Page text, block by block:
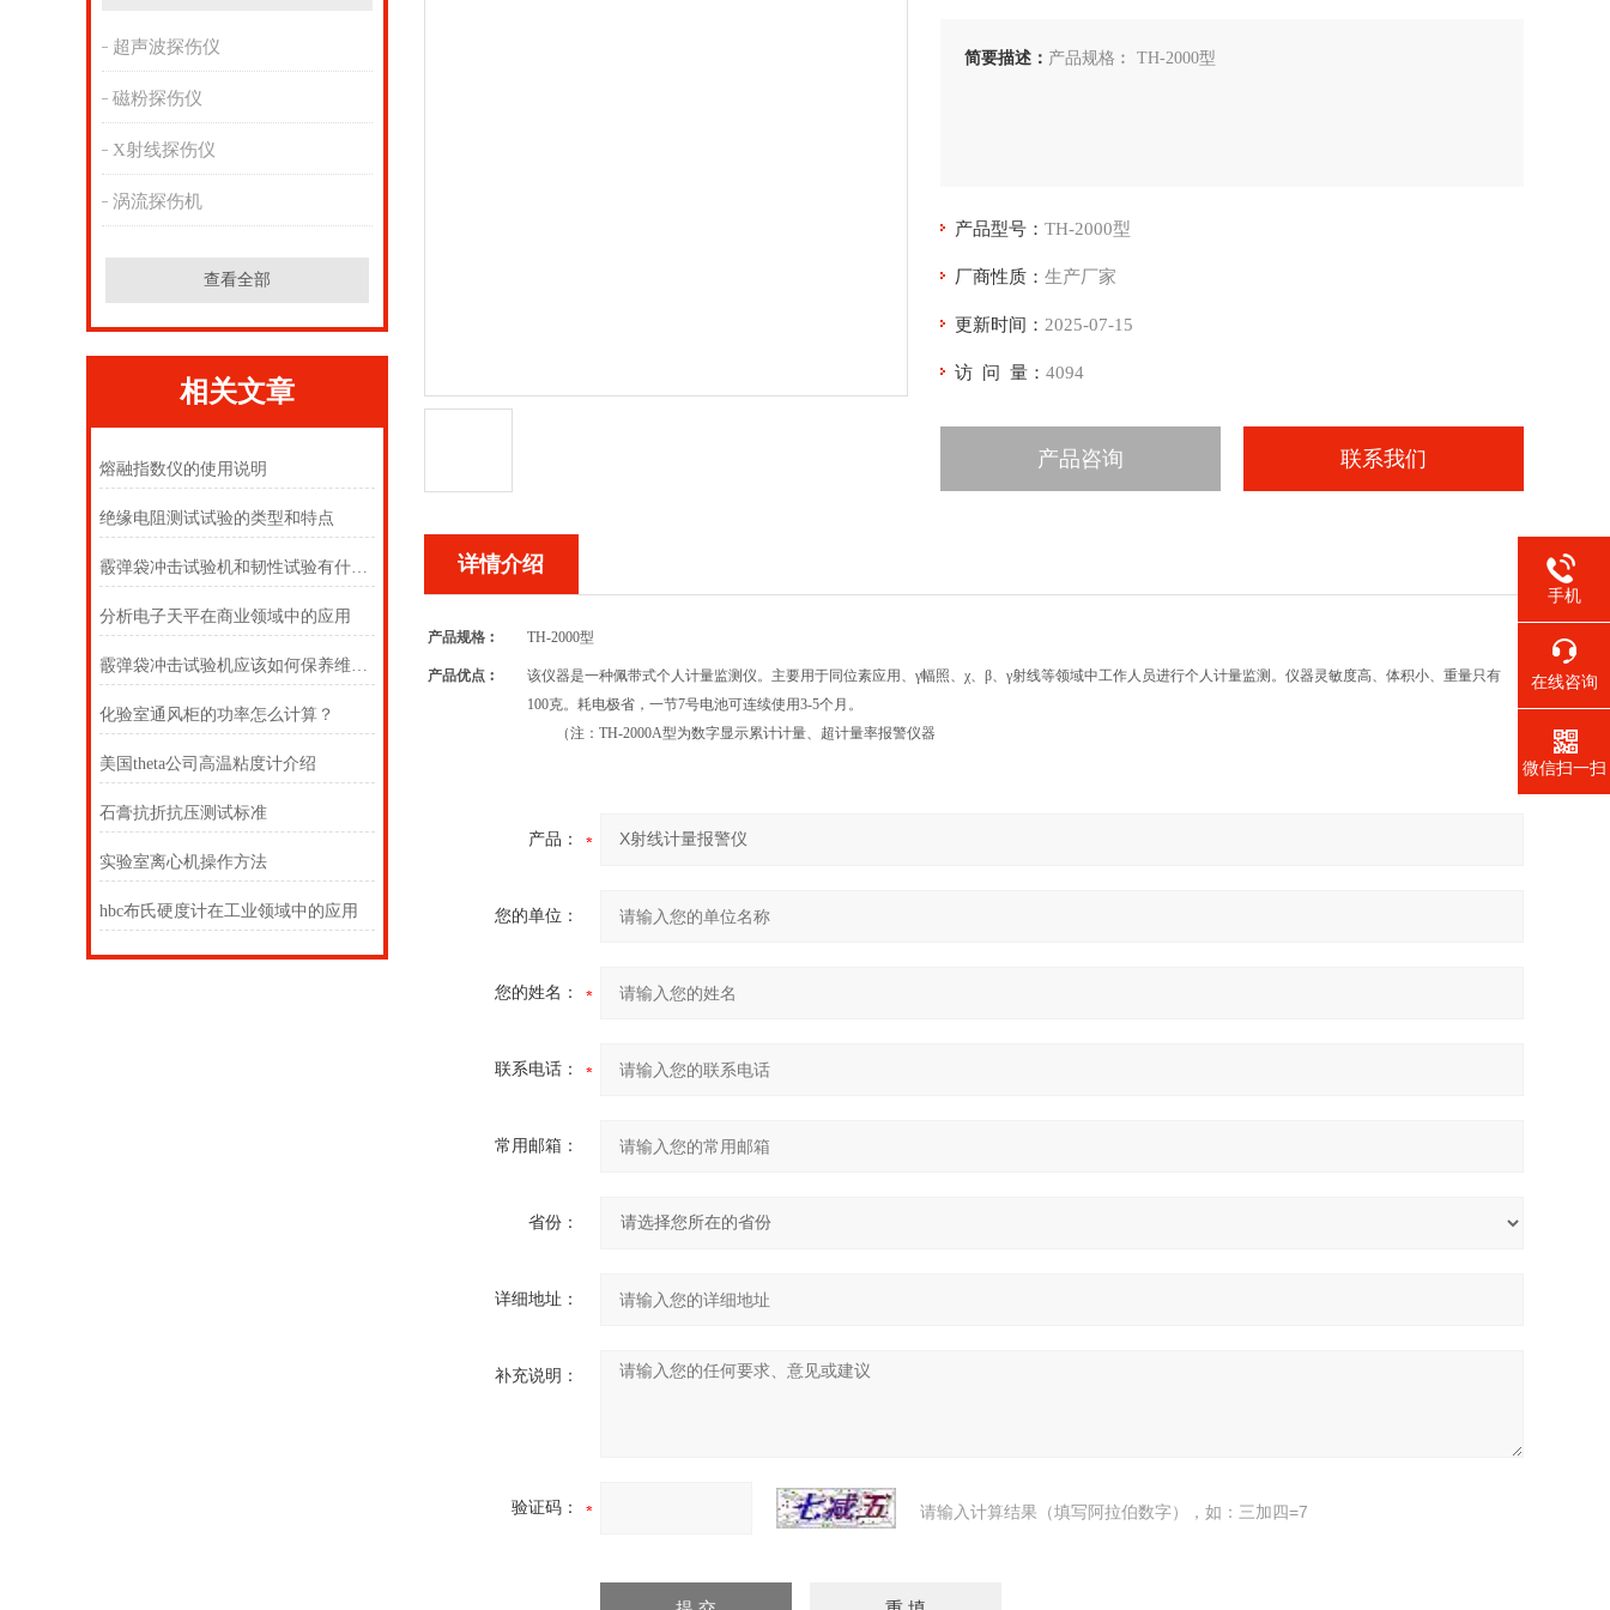
超声波探伤仪
磁粉探伤仪
X射线探伤仪
涡流探伤机
查看全部
相关文章
熔融指数仪的使用说明
绝缘电阻测试试验的类型和特点
霰弹袋冲击试验机和韧性试验有什么关系？
分析电子天平在商业领域中的应用
霰弹袋冲击试验机应该如何保养维护才好
化验室通风柜的功率怎么计算？
美国theta公司高温粘度计介绍
石膏抗折抗压测试标准
实验室离心机操作方法
hbc布氏硬度计在工业领域中的应用
简要描述： 产品规格︰ TH-2000型
产品型号：TH-2000型
厂商性质：生产厂家
更新时间： 2025-07-15
访 问 量：4094
产品咨询 联系我们
详情介绍
产品规格︰ TH-2000型
产品优点︰
该仪器是一种佩带式个人计量监测仪。主要用于同位素应用、γ幅照、χ、β、γ射线等领域中工作人员进行个人计量监测。仪器灵敏度高、体积小、重量只有
100克。耗电极省，一节7号电池可连续使用3-5个月。
（注：TH-2000A型为数字显示累计计量、超计量率报警仪器
产品：
您的单位：
您的姓名：
联系电话：
常用邮箱：
省份：
详细地址：
补充说明：
验证码： 请输入计算结果（填写阿拉伯数字），如：三加四=7
手机
在线咨询
微信扫一扫